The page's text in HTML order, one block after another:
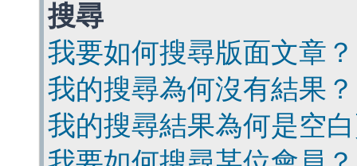
搜尋
我要如何搜尋版面文章？
我的搜尋為何沒有結果？
我的搜尋結果為何是空